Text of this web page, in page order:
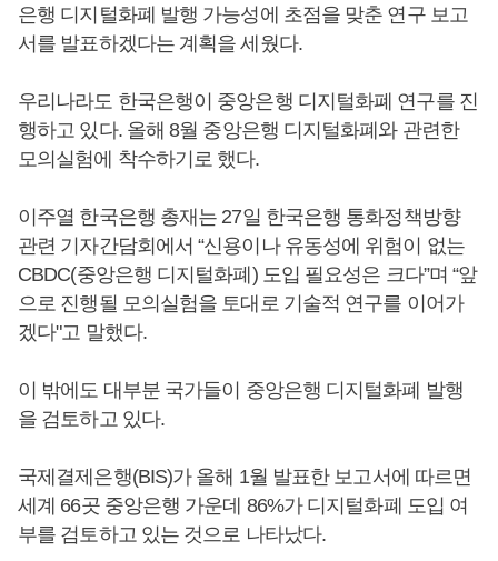
은행 디지털화폐 발행 가능성에 초점을 맞춘 연구 보고
서를 발표하겠다는 계획을 세웠다.
우리나라도 한국은행이 중앙은행 디지털화폐 연구를 진
행하고 있다. 올해 8월 중앙은행 디지털화폐와 관련한
모의실험에 착수하기로 했다.
이주열 한국은행 총재는 27일 한국은행 통화정책방향
관련 기자간담회에서 “신용이나 유동성에 위험이 없는
CBDC(중앙은행 디지털화폐) 도입 필요성은 크다”며 “앞
으로 진행될 모의실험을 토대로 기술적 연구를 이어가
겠다"고 말했다.
이 밖에도 대부분 국가들이 중앙은행 디지털화폐 발행
을 검토하고 있다.
국제결제은행(BIS)가 올해 1월 발표한 보고서에 따르면
세계 66곳 중앙은행 가운데 86%가 디지털화폐 도입 여
부를 검토하고 있는 것으로 나타났다.